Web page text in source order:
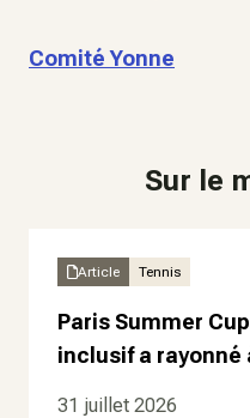
Comité Yonne
Sur le
Article Tennis
Paris Summer
inclusif a rayonné
31 juillet 2026